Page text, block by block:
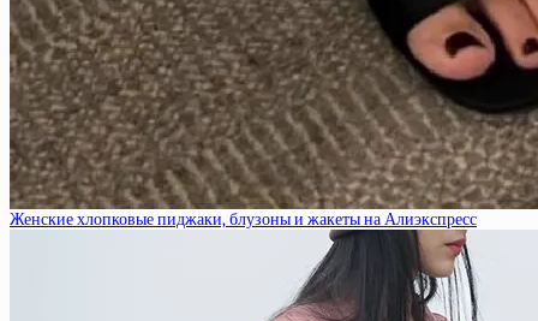
Женские хлопковые пиджаки, блузоны и жакеты на Алиэкспресс